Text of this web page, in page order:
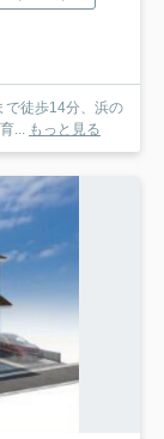
で徒歩14分、浜の
... もっと見る